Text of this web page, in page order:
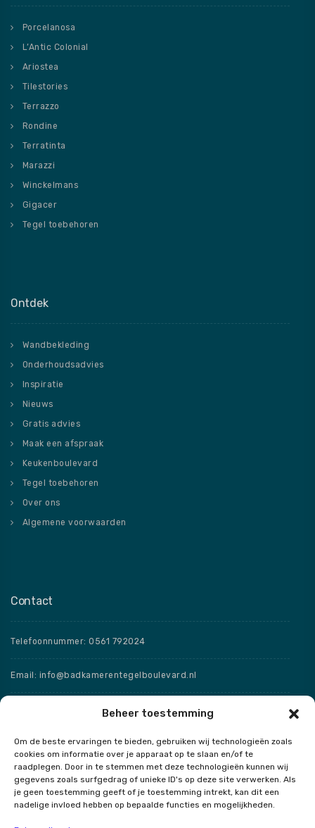
Beheer toestemming
Om de beste ervaringen te bieden, gebruiken wij technologieën zoals
cookies om informatie over je apparaat op te slaan en/of te
raadplegen. Door in te stemmen met deze technologieën kunnen wij
gegevens zoals surfgedrag of unieke ID's op deze site verwerken. Als
je geen toestemming geeft of je toestemming intrekt, kan dit een
nadelige invloed hebben op bepaalde functies en mogelijkheden.
Porcelanosa
L’Antic Colonial
Ariostea
Tilestories
Terrazzo
Rondine
Terratinta
Marazzi
Winckelmans
Gigacer
Tegel toebehoren
Ontdek
Wandbekleding
Onderhoudsadvies
Inspiratie
Nieuws
Gratis advies
Maak een afspraak
Keukenboulevard
Tegel toebehoren
Over ons
Algemene voorwaarden
Contact
Telefoonnummer: 0561 792024
Email: info@badkamerentegelboulevard.nl
Adres: Frisaxstraat 5, 8471 ZW Wolvega
Openingstijden
Speciale openingstijden